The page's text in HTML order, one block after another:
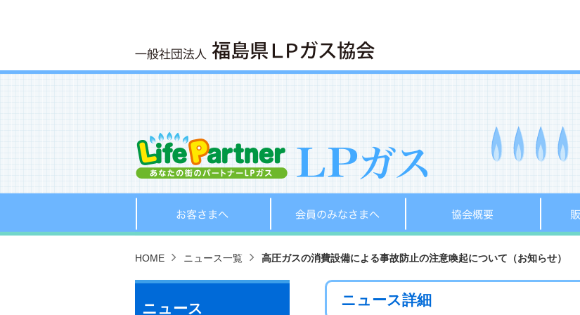
お客さまへ 会員のみなさまへ 協会概要
HOME ニュース一覧 高圧ガスの消費設備による事故防止の注意喚起について（お知らせ）
ニュース詳細
ニュース